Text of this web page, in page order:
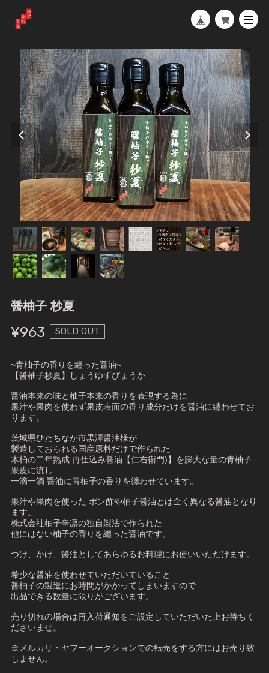
醤柚子 杪夏
¥963 SOLD OUT
~青柚子の香りを纏った醤油~
【醤柚子杪夏】しょうゆずびょうか
醤油本来の味と柚子本来の香りを表現する為に
果汁や果肉を使わず果皮表面の香り成分だけを醤油に纏わせてお
ります。
茨城県ひたちなか市黒澤醤油様が
製造しておられる国産原料だけで作られた
木桶の二年熟成 再仕込み醤油【仁右衛門)】を膨大な量の青柚子
果皮に流し
一滴一滴 醤油に青柚子の香りを纏わせています。
果汁や果肉を使った ポン酢や柚子醤油とは全く異なる醤油となり
ます。
株式会社柚子辛凛の独自製法で作られた
他にはない柚子の香りを纏った醤油です。
つけ、かけ、醤油としてあらゆるお料理にお使いいただけます。
希少な醤油を使わせていただいていること
醤柚子の製造にお時間がかかってしまいますので
出品できる数量に限りがございます。
売り切れの場合は再入荷通知をご設定していただいた上お待ちく
ださいませ。
※メルカリ・ヤフーオークションでの転売をする方にはお売り致
しません。